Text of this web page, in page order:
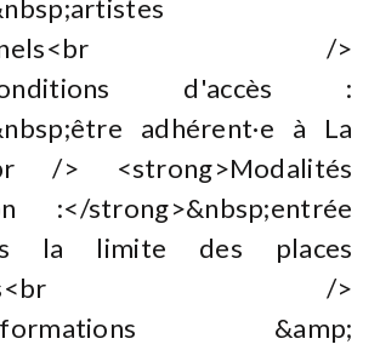
/>
d'accès :
adhérent·e à La
/> <strong>Modalités
:</strong>&nbsp;entrée
la limite des places
/>
&amp;